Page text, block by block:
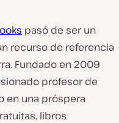
pasó de ser un
recurso de referencia
Fundado en 2009
profesor de
en una próspera
libros